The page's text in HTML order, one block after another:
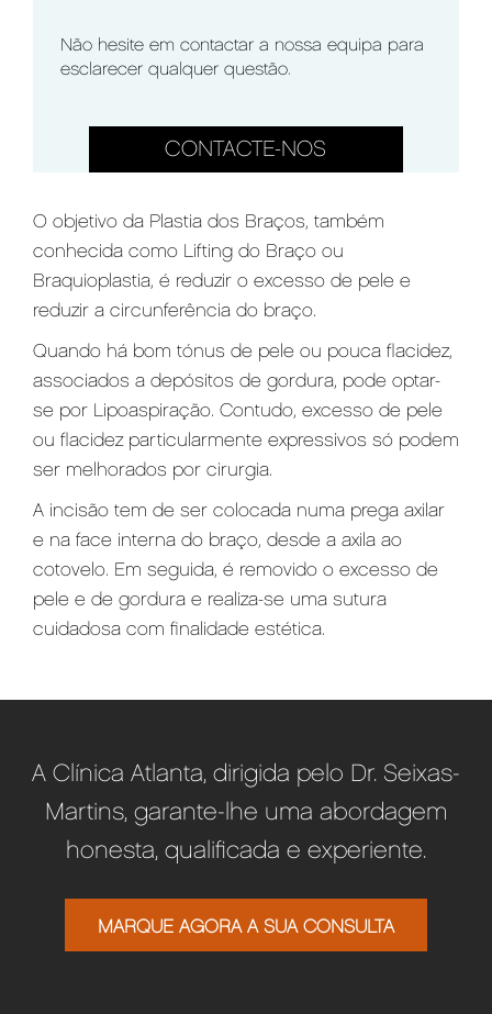
Não hesite em contactar a nossa equipa para
esclarecer qualquer questão.
CONTACTE-NOS
O objetivo da Plastia dos Braços, também
conhecida como Lifting do Braço ou
Braquioplastia, é reduzir o excesso de pele e
reduzir a circunferência do braço.
Quando há bom tónus de pele ou pouca flacidez,
associados a depósitos de gordura, pode optar-
se por Lipoaspiração. Contudo, excesso de pele
ou flacidez particularmente expressivos só podem
ser melhorados por cirurgia.
A incisão tem de ser colocada numa prega axilar
e na face interna do braço, desde a axila ao
cotovelo. Em seguida, é removido o excesso de
pele e de gordura e realiza-se uma sutura
cuidadosa com finalidade estética.
A Clínica Atlanta, dirigida pelo Dr. Seixas-
Martins, garante-lhe uma abordagem
honesta, qualificada e experiente.
MARQUE AGORA A SUA CONSULTA